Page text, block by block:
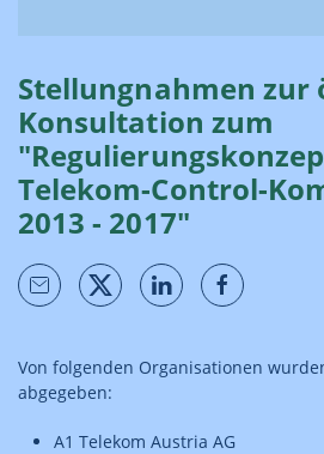
Stellungnahmen zur
Konsultation zum
Telekom-Control-
2013 - 2017"
Von folgenden Organisationen
abgegeben:
A1 Telekom Austria AG